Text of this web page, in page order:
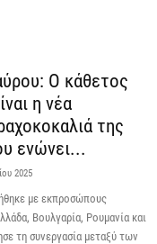
Ο κάθετος
η νέα
της
ενώνει...
2025
με εκπροσώπους
Βουλγαρία, Ρουμανία και
τη συνεργασία μεταξύ των